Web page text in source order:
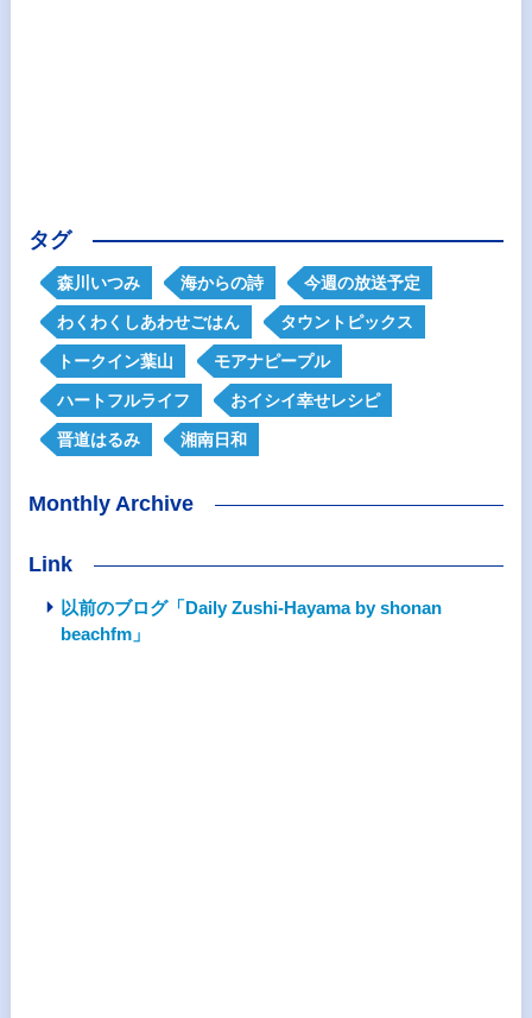
タグ
森川いつみ 海からの詩 今週の放送予定
わくわくしあわせごはん タウントピックス
トークイン葉山 モアナピープル
ハートフルライフ おイシイ幸せレシピ
晋道はるみ 湘南日和
Monthly Archive
Link
以前のブログ「Daily Zushi-Hayama by shonan
beachfm」